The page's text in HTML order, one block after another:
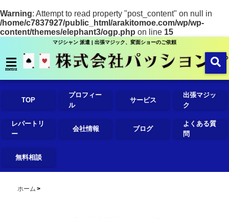
Warning: Attempt to read property "post_content" on null in
/home/c7837927/public_html/arakitomoe.com/wp/wp-
content/themes/elephant3/ogp.php on line 15
マジシャン 派遣 | 出張マジック、変面ショーのご依頼
menu
TOP
プロフィー
ル
サービス
出張マジッ
ク
レパートリ
ー
会社情報 ブログ
よくある質
問
無料相談
ホーム